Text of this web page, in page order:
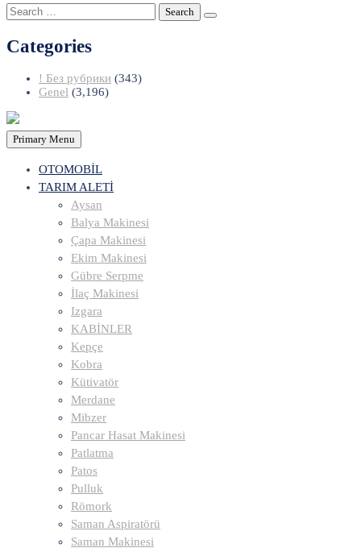
Search
for:
Categories
! Без рубрики (343)
Genel (3,196)
Primary Menu
OTOMOBİL
TARIM ALETİ
Aysan
Balya Makinesi
Çapa Makinesi
Ekim Makinesi
Gübre Serpme
İlaç Makinesi
Izgara
KABİNLER
Kepçe
Kobra
Kütivatör
Merdane
Mibzer
Pancar Hasat Makinesi
Patlatma
Patos
Pulluk
Römork
Saman Aspiratörü
Saman Makinesi